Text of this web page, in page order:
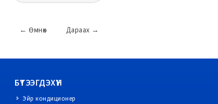
← Өмнөх Дараах →
БҮТЭЭГДЭХҮҮН
Эйр кондиционер